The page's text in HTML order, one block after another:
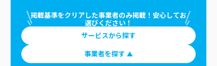
掲載基準をクリアした事業者のみ掲載！安心してお
選びください！
サービスから探す
事業者を探す